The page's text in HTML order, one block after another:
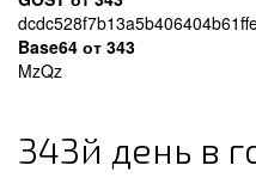
Base64 от 343
MzQz
343й день в